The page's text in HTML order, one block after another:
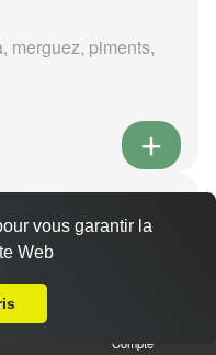
merguez, piments,
hachée,
Compte
vous garantir la
Web